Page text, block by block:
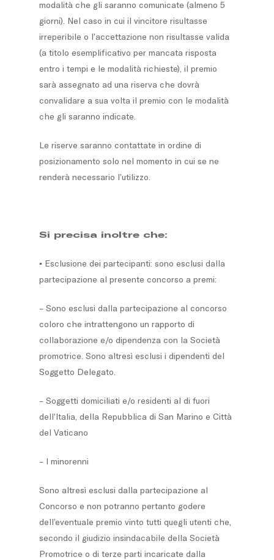
modalità che gli saranno comunicate (almeno 5
giorni). Nel caso in cui il vincitore risultasse
irreperibile o l’accettazione non risultasse valida
(a titolo esemplificativo per mancata risposta
entro i tempi e le modalità richieste), il premio
sarà assegnato ad una riserva che dovrà
convalidare a sua volta il premio con le modalità
che gli saranno indicate.
Le riserve saranno contattate in ordine di
posizionamento solo nel momento in cui se ne
renderà necessario l’utilizzo.
Si precisa inoltre che:
▪ Esclusione dei partecipanti: sono esclusi dalla
partecipazione al presente concorso a premi:
– Sono esclusi dalla partecipazione al concorso
coloro che intrattengono un rapporto di
collaborazione e/o dipendenza con la Società
promotrice. Sono altresì esclusi i dipendenti del
Soggetto Delegato.
– Soggetti domiciliati e/o residenti al di fuori
dell’Italia, della Repubblica di San Marino e Città
del Vaticano
– I minorenni
Sono altresì esclusi dalla partecipazione al
Concorso e non potranno pertanto godere
dell’eventuale premio vinto tutti quegli utenti che,
secondo il giudizio insindacabile della Società
Promotrice o di terze parti incaricate dalla